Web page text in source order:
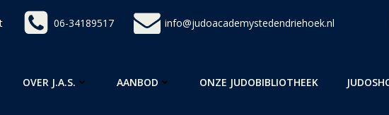
06-34189517 info@judoacademystedendriehoek.nl
OVER J.A.S. AANBOD ONZE JUDOBIBLIOTHEEK